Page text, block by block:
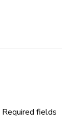
Required fields